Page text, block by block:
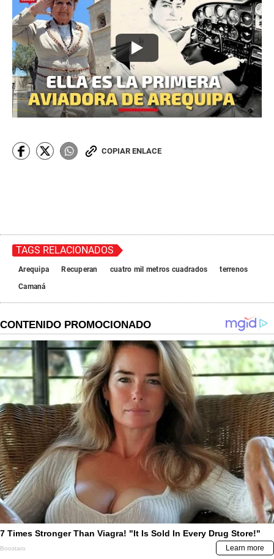
COPIAR ENLACE
TAGS RELACIONADOS
Arequipa Recuperan cuatro mil metros cuadrados
terrenos
Camaná